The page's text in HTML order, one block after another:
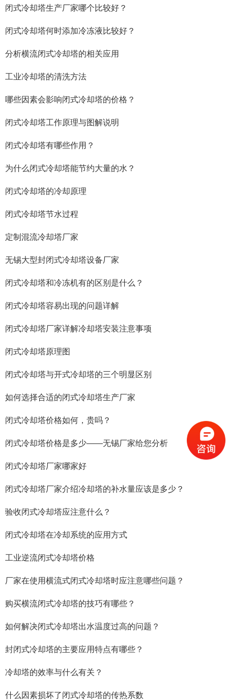
闭式冷却塔生产厂家哪个比较好？
闭式冷却塔何时添加冷冻液比较好？
分析横流闭式冷却塔的相关应用
工业冷却塔的清洗方法
哪些因素会影响闭式冷却塔的价格？
闭式冷却塔工作原理与图解说明
闭式冷却塔有哪些作用？
为什么闭式冷却塔能节约大量的水？
闭式冷却塔的冷却原理
闭式冷却塔节水过程
定制混流冷却塔厂家
无锡大型封闭式冷却塔设备厂家
闭式冷却塔和冷冻机有的区别是什么？
闭式冷却塔容易出现的问题详解
闭式冷却塔厂家详解冷却塔安装注意事项
闭式冷却塔原理图
闭式冷却塔与开式冷却塔的三个明显区别
如何选择合适的闭式冷却塔生产厂家
闭式冷却塔价格如何，贵吗？
闭式冷却塔价格是多少——无锡厂家给您分析
闭式冷却塔厂家哪家好
闭式冷却塔厂家介绍冷却塔的补水量应该是多少？
验收闭式冷却塔应注意什么？
闭式冷却塔在冷却系统的应用方式
工业逆流闭式冷却塔价格
厂家在使用横流式闭式冷却塔时应注意哪些问题？
购买横流闭式冷却塔的技巧有哪些？
如何解决闭式冷却塔出水温度过高的问题？
封闭式冷却塔的主要应用特点有哪些？
冷却塔的效率与什么有关？
什么因素损坏了闭式冷却塔的传热系数